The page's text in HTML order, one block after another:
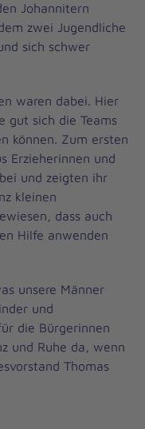
Johannitern
zwei Jugendliche
sich schwer
waren dabei. Hier
gut sich die Teams
können. Zum ersten
Erzieherinnen und
und zeigten ihr
kleinen
dass auch
Hilfe anwenden
unsere Männer
und
die Bürgerinnen
und Ruhe da, wenn
Thomas